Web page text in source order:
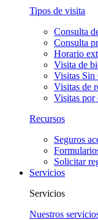
Tipos de visita
Consulta
Consulta
Horario
Visita de
Visitas Sin
Visitas de
Visitas por
Recursos
Seguros
Solicitar
Servicios
Servicios
Nuestros